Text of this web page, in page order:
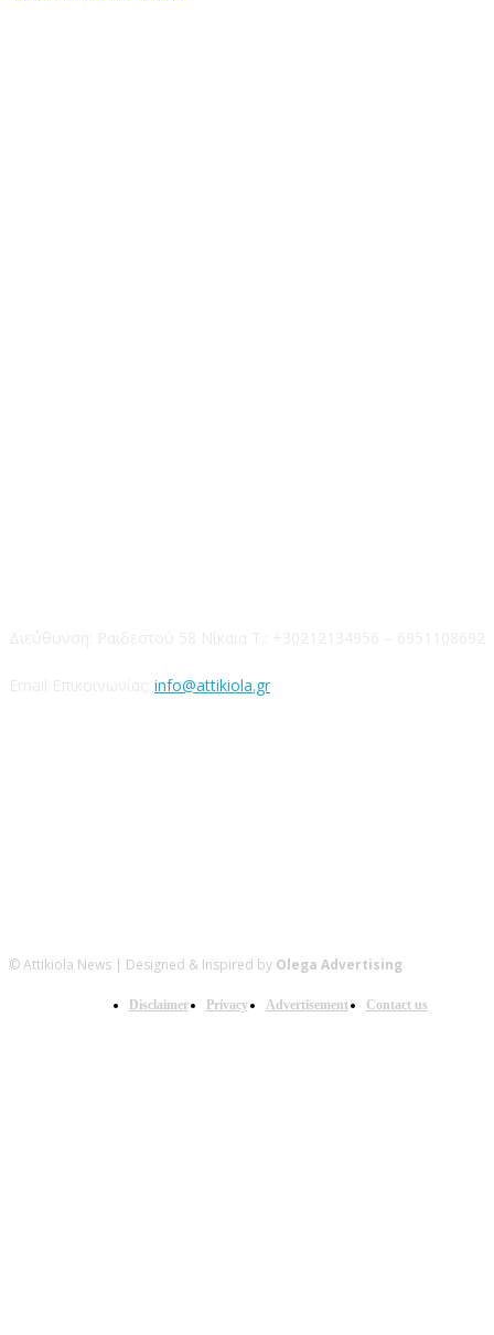
info@attikiola.gr
© Attikiola News | Designed & Inspired by Olega Advertising
Disclaimer Privacy Advertisement Contact us